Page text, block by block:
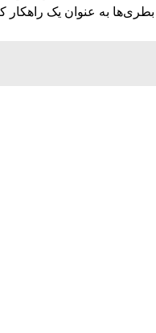
به عنوان یک راهکار